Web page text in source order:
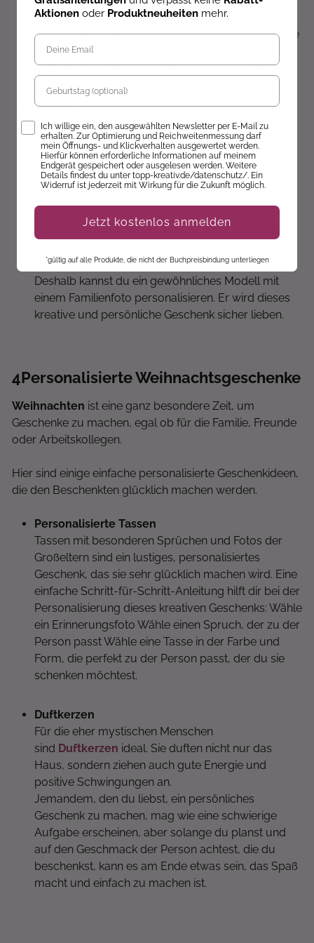
Richtige. Du kannst ein Set mit allem
zusammenstellen, was du willst. Einige interessante
Artikel, die das Geschenkset ausmachen,
sind:Notizbücher, Organizer, Mappen, Stifthalter, ...
Aftershave oder Parfum
Eine Aftershave-Lotion oder ein Parfüm sind ideal
für Männer, die sich gerne um ihr Aussehen
kümmern. Diese Art von Geschenk kann sogar als
Anreiz für die Selbstpflege verwendet werden.
Foto-Schlüsselanhänger
Ob für deinen Vater, Onkel, Großvater oder andere
einfaches, aber sehr nützliches Alltagsgeschenk.
Deshalb kannst du ein gewöhnliches Modell mit
einem Familienfoto personalisieren. Er wird dieses
kreative und persönliche Geschenk sicher lieben.
4Personalisierte Weihnachtsgeschenke
Weihnachten ist eine ganz besondere Zeit, um
Geschenke zu machen, egal ob für die Familie, Freunde
oder Arbeitskollegen.
Hier sind einige einfache personalisierte Geschenkideen,
die den Beschenkten glücklich machen werden.
Personalisierte Tassen
Tassen mit besonderen Sprüchen und Fotos der
Großeltern sind ein lustiges, personalisiertes
Geschenk, das sie sehr glücklich machen wird. Eine
einfache Schritt-für-Schritt-Anleitung hilft dir bei der
Personalisierung dieses kreativen Geschenks: Wähle
ein Erinnerungsfoto Wähle einen Spruch, der zu der
Person passt Wähle eine Tasse in der Farbe und
Form, die perfekt zu der Person passt, der du sie
schenken möchtest.
Duftkerzen
Für die eher mystischen Menschen
sind Duftkerzen ideal. Sie duften nicht nur das
Haus, sondern ziehen auch gute Energie und
positive Schwingungen an.
Jemandem, den du liebst, ein persönliches
Geschenk zu machen, mag wie eine schwierige
Aufgabe erscheinen, aber solange du planst und
auf den Geschmack der Person achtest, die du
beschenkst, kann es am Ende etwas sein, das Spaß
macht und einfach zu machen ist.
Aktionen oder Produktneuheiten mehr.
Geburtstag
Opt-InIch willige ein, den ausgewählten Newsletter per E-Mail zu
erhalten. Zur Optimierung und Reichweitenmessung darf
mein Öffnungs- und Klickverhalten ausgewertet werden.
Hierfür können erforderliche Informationen auf meinem
Endgerät gespeichert oder ausgelesen werden. Weitere
Details findest du unter topp-kreativ.de/datenschutz/. Ein
Widerruf ist jederzeit mit Wirkung für die Zukunft möglich.
Jetzt kostenlos anmelden
*gültig auf alle Produkte, die nicht der Buchpreisbindung unterliegen